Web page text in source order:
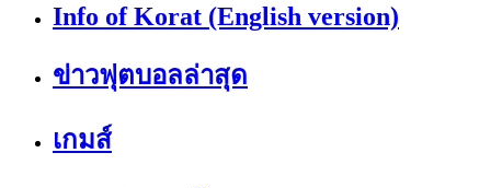
Info of Korat (English version)
ข่าวฟุตบอลล่าสุด
เกมส์